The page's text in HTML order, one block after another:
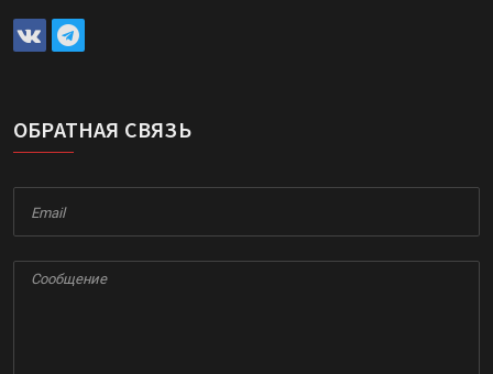
ОБРАТНАЯ СВЯЗЬ